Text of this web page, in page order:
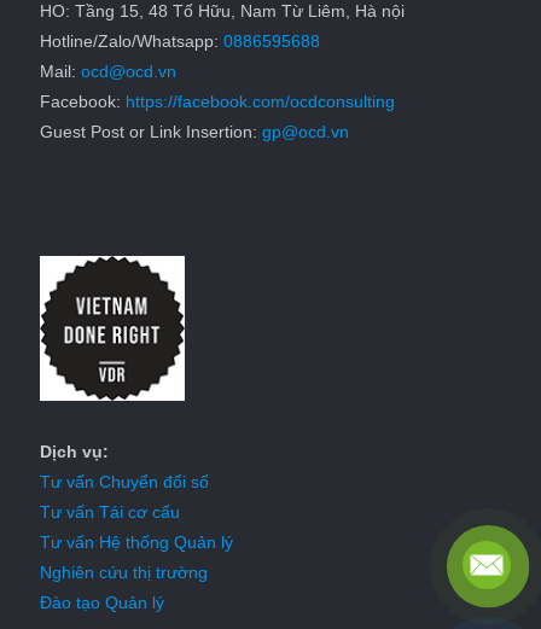
HO: Tầng 15, 48 Tố Hữu, Nam Từ Liêm, Hà nội
Hotline/Zalo/Whatsapp: 0886595688
Mail: ocd@ocd.vn
Facebook: https://facebook.com/ocdconsulting
Guest Post or Link Insertion: gp@ocd.vn
Dịch vụ:
Tư vấn Chuyển đổi số
Tư vấn Tái cơ cấu
Tư vấn Hệ thống Quản lý
Nghiên cứu thị trường
Đào tạo Quản lý